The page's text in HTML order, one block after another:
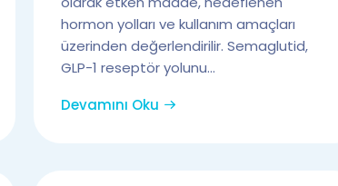
hormon yolları ve kullanım amaçları
üzerinden değerlendirilir. Semaglutid,
GLP-1 reseptör yolunu...
Devamını Oku